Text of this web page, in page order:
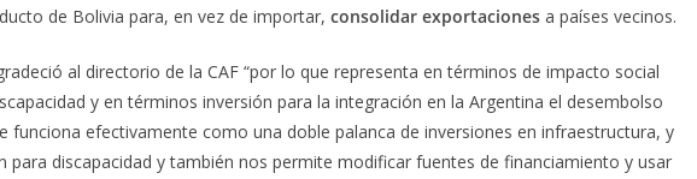
de Bolivia para, en vez de importar, consolidar exportaciones a países vecinos.
al directorio de la CAF “por lo que representa en términos de impacto social
y en términos inversión para la integración en la Argentina el desembolso
funciona efectivamente como una doble palanca de inversiones en infraestructura, y
para discapacidad y también nos permite modificar fuentes de financiamiento y usar